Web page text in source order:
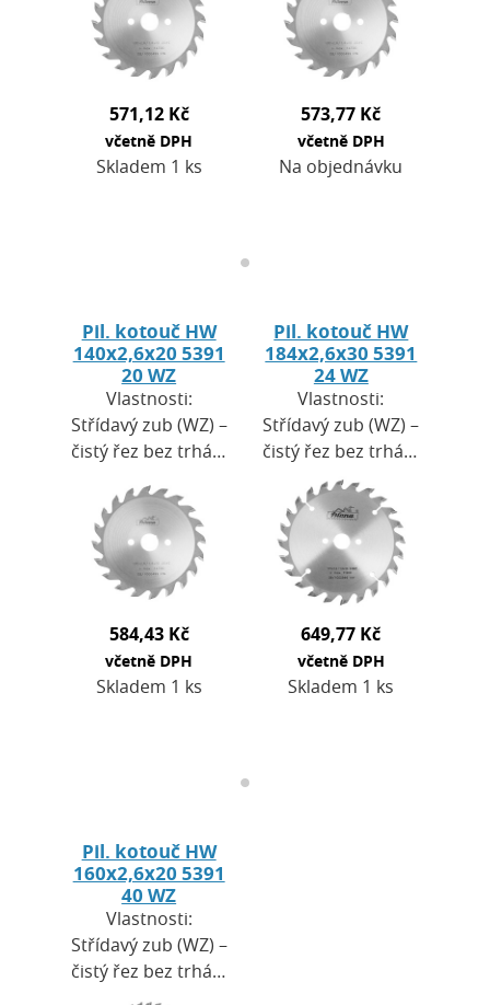
rovnoměrné řezy
bez
zářezuMaximální
otáčky,…
571,12 Kč
včetně DPH
Skladem 1 ks
rovnoměrné řezy
bez
zářezuMaximální
otáčky,…
573,77 Kč
včetně DPH
Na objednávku
Pil. kotouč HW
140x2,6x20 5391
20 WZ
Vlastnosti:
Střídavý zub (WZ) –
čistý řez bez trhání
úhel 10° poskytuje
rovnoměrné řezy
bez
zářezuMaximální
584,43 Kč
včetně DPH
Skladem 1 ks
Pil. kotouč HW
184x2,6x30 5391
24 WZ
Vlastnosti:
Střídavý zub (WZ) –
čistý řez bez trhání
povrchu.Řezný
úhel 10° poskytuje
rovnoměrné řezy
bez
zářezuMaximální
otáčky,…
649,77 Kč
včetně DPH
Skladem 1 ks
Pil. kotouč HW
160x2,6x20 5391
40 WZ
Vlastnosti:
Střídavý zub (WZ) –
čistý řez bez trhání
povrchu.Maximální